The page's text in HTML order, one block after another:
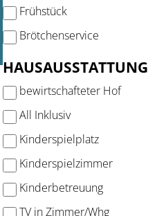
Frühstück
Brötchenservice
HAUSAUSSTATTUNG
bewirtschafteter Hof
All Inklusiv
Kinderspielplatz
Kinderspielzimmer
Kinderbetreuung
TV in Zimmer/Whg